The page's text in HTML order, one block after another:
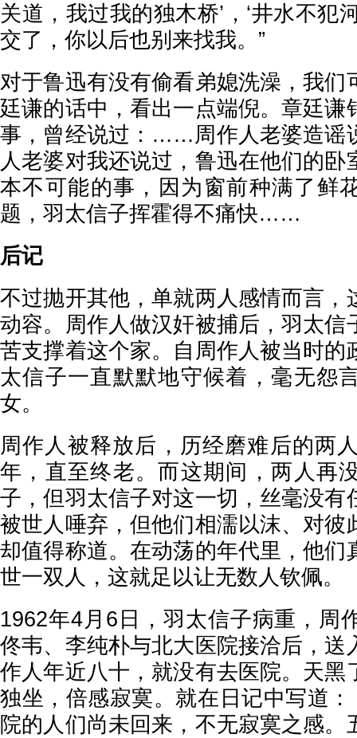
关道，我过我的独木桥’，‘井水不犯
交了，你以后也别来找我。”
对于鲁迅有没有偷看弟媳洗澡，我们
廷谦的话中，看出一点端倪。章廷谦
事，曾经说过：……周作人老婆造谣
人老婆对我还说过，鲁迅在他们的卧
本不可能的事，因为窗前种满了
题，羽太信子挥霍得不痛快……
后记
不过抛开其他，单就两人感情而言，
动容。周作人做汉奸被捕后，羽太信
苦支撑着这个家。自周作人被当时的
太信子一直默默地守候着，毫无怨
女。
周作人被释放后，历经磨难后的两
年，直至终老。而这期间，两人再
子，但羽太信子对这一切，丝毫没有
被世人唾弃，但他们相濡以沫、对彼
却值得称道。在动荡的年代里，他们
世一双人，这就足以让无数人钦佩。
1962年4月6日，羽太信子病重，周
佟韦、李纯朴与北大医院接洽后，送
作人年近八十，就没有去医院。天黑
独坐，倍感寂寞。就在日记中写道
院的人们尚未回来，不无寂寞之感。